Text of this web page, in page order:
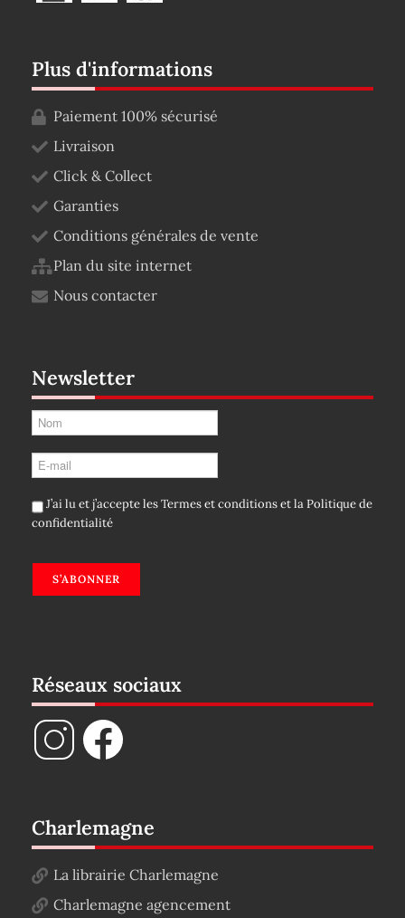
Plus d'informations
Paiement 100% sécurisé
Livraison
Click & Collect
Garanties
Conditions générales de vente
Plan du site internet
Nous contacter
Newsletter
J’ai lu et j’accepte lesTermes et conditionset laPolitique de
confidentialité
S’ABONNER
Réseaux sociaux
Charlemagne
La librairie Charlemagne
Charlemagne agencement